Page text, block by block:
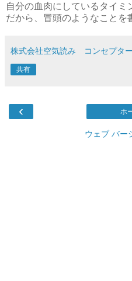
自分の血肉にしているタイミ
だから、冒頭のようなことを
株式会社空気読み コンセプター
共有
‹ ホ
ウェブ バー